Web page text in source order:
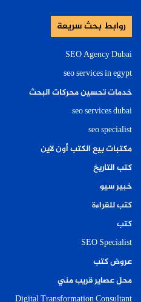
روابط بحث سريعة
SEO Agency Dubai
seo services in egypt
خدمات تحسين محركات البحث
seo services dubai
seo specialist
مكتبات بيع الكتب أون لاين
كتب التاريخ
خبير سيو
كتب للقراءة
كتب
SEO Specialist
عروض كتب
محل عصاير قريب مني